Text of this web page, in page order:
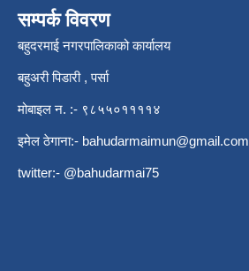
सम्पर्क विवरण
बहुदरमाई नगरपालिकाको कार्यालय
बहुअरी पिडारी , पर्सा
मोबाइल न. :- ९८५५०११११४
इमेल ठेगाना:- bahudarmaimun@gmail.com
twitter:- @bahudarmai75